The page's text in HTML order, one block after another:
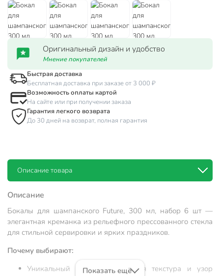
Оригинальный дизайн и удобство
Мнение покупателей
Быстрая доставка
Бесплатная доставка при заказе от 3 000 ₽
Возможность оплаты картой
На сайте или при получении заказа
Гарантия легкого возврата
До 30 дней на возврат, полная гарантия
Описание товара
Описание
Бокалы для шампанского Future, 300 мл, набор 6 шт —
элегантная креманка из рельефного прессованного стекла
для стильной сервировки и ярких праздников.
Почему выбирают:
Уникальный дизайн: рельефная текстура и узор
Показать ещё